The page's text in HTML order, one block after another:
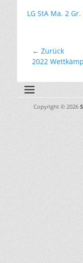
LG StA Ma. 2 Gr.
← Zurück
2022
Copyright © 2026